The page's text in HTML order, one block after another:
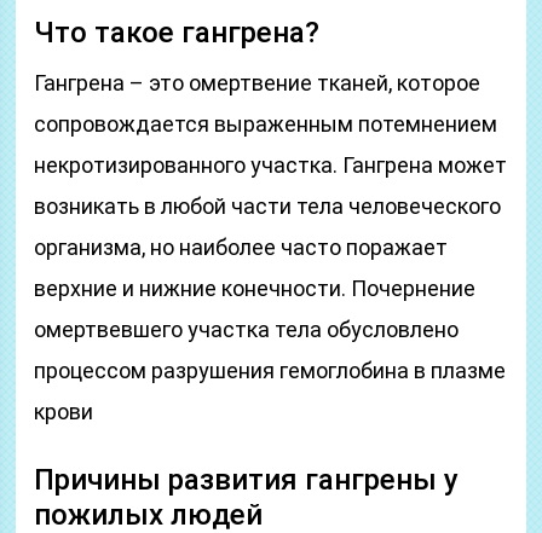
Что такое гангрена?
Гангрена – это омертвение тканей, которое
сопровождается выраженным потемнением
некротизированного участка. Гангрена может
возникать в любой части тела человеческого
организма, но наиболее часто поражает
верхние и нижние конечности. Почернение
омертвевшего участка тела обусловлено
процессом разрушения гемоглобина в плазме
крови
Причины развития гангрены у
пожилых людей